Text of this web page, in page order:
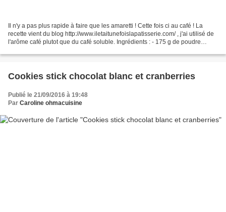
Il n'y a pas plus rapide à faire que les amaretti ! Cette fois ci au café ! La
recette vient du blog http://www.iletaitunefoislapatisserie.com/ , j'ai utilisé de
l'arôme café plutot que du café soluble. Ingrédients : - 175 g de poudre
Cookies stick chocolat blanc et cranberries
Publié le 21/09/2016 à 19:48
Par Caroline ohmacuisine